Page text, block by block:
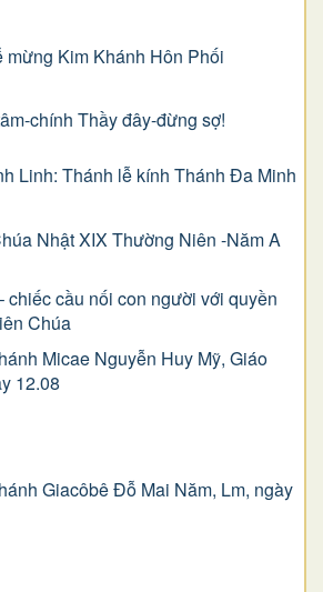
mừng Kim Khánh Hôn Phối
chính Thầy đây-đừng sợ!
Linh: Thánh lễ kính Thánh Đa Minh
Nhật XIX Thường Niên -Năm A
chiếc cầu nối con người với quyền
Chúa
Micae Nguyễn Huy Mỹ, Giáo
12.08
Giacôbê Ðỗ Mai Năm, Lm, ngày